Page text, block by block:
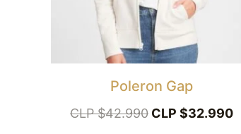
Poleron Gap
CLP $42.990 CLP $32.990